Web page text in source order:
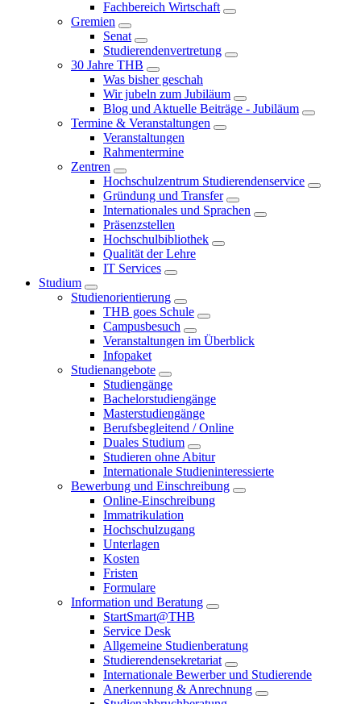
Fachbereich Wirtschaft
Gremien
Senat
Studierendenvertretung
30 Jahre THB
Was bisher geschah
Wir jubeln zum Jubiläum
Blog und Aktuelle Beiträge - Jubiläum
Termine & Veranstaltungen
Veranstaltungen
Rahmentermine
Zentren
Hochschulzentrum Studierendenservice
Gründung und Transfer
Internationales und Sprachen
Präsenzstellen
Hochschulbibliothek
Qualität der Lehre
IT Services
Studium
Studienorientierung
THB goes Schule
Campusbesuch
Veranstaltungen im Überblick
Infopaket
Studienangebote
Studiengänge
Bachelorstudiengänge
Masterstudiengänge
Berufsbegleitend / Online
Duales Studium
Studieren ohne Abitur
Internationale Studieninteressierte
Bewerbung und Einschreibung
Online-Einschreibung
Immatrikulation
Hochschulzugang
Unterlagen
Kosten
Fristen
Formulare
Information und Beratung
StartSmart@THB
Service Desk
Allgemeine Studienberatung
Studierendensekretariat
Internationale Bewerber und Studierende
Anerkennung & Anrechnung